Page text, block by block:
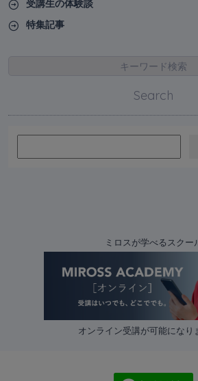
受講生の体験談
特集記事
キーワード検索
Search
ミロスが学べるスクー
オンライン受講が可能になり